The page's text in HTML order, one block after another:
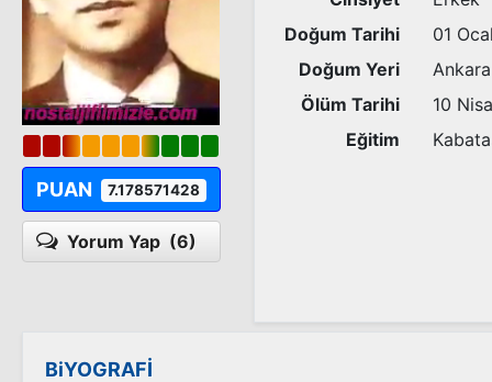
PUAN 7.178571428
Yorum Yap (6)
Doğum Tarihi
01
Doğum Yeri
Ankara
Ölüm Tarihi
10
Eğitim
BiYOGRAFİ